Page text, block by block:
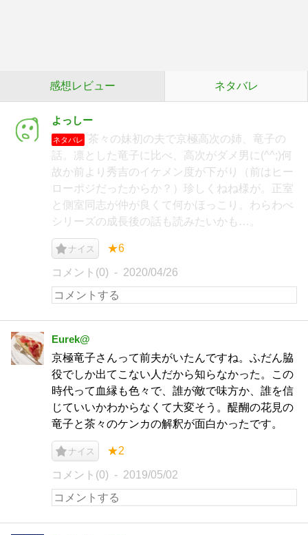
感想レビュー ネタバレ
よっしー
ネタバレ
茶々の妹初の夫で京極高次の姉、竜子の
話。凛とした竜子に比べ、高次がダメ男に(^^;)何
故か前より秀吉のイケメン度が下がり（前はヒー
ローポジだったからか？）珍しくねね様が。正室
と側室同志が仲が良くて何かほっこり。わらわべ
シリーズの成長後の話も読みたいかも…。
ナイス ★6
コメント(0) 2020/04/26
Eurek@
京極竜子さんって前夫がいたんですね。ふだん脇
役でしか出てこない人だから知らなかった。この
時代って血縁も色々で、誰が敵で味方か、誰を信
じていいかわからなくて大変そう。醍醐の花見の
竜子と茶々のケンカの解釈が面白かったです。
ナイス ★2
コメント(0) 2019/05/02